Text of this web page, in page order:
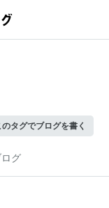
のタグでブログを書く
グ